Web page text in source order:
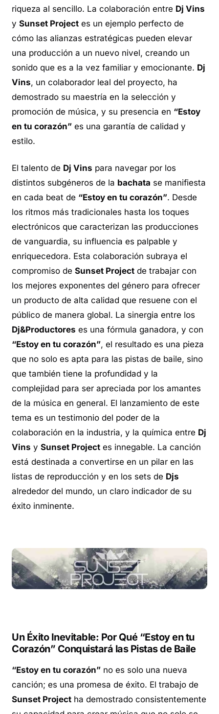
riqueza al sencillo. La colaboración entre Dj Vins
y Sunset Project es un ejemplo perfecto de
cómo las alianzas estratégicas pueden elevar
una producción a un nuevo nivel, creando un
sonido que es a la vez familiar y emocionante. Dj
Vins, un colaborador leal del proyecto, ha
demostrado su maestría en la selección y
promoción de música, y su presencia en “Estoy
en tu corazón” es una garantía de calidad y
estilo.
El talento de Dj Vins para navegar por los
distintos subgéneros de la bachata se manifiesta
en cada beat de “Estoy en tu corazón”. Desde
los ritmos más tradicionales hasta los toques
electrónicos que caracterizan las producciones
de vanguardia, su influencia es palpable y
enriquecedora. Esta colaboración subraya el
compromiso de Sunset Project de trabajar con
los mejores exponentes del género para ofrecer
un producto de alta calidad que resuene con el
público de manera global. La sinergia entre los
Dj&Productores es una fórmula ganadora, y con
“Estoy en tu corazón”, el resultado es una pieza
que no solo es apta para las pistas de baile, sino
que también tiene la profundidad y la
complejidad para ser apreciada por los amantes
de la música en general. El lanzamiento de este
tema es un testimonio del poder de la
colaboración en la industria, y la química entre Dj
Vins y Sunset Project es innegable. La canción
está destinada a convertirse en un pilar en las
listas de reproducción y en los sets de Djs
alrededor del mundo, un claro indicador de su
éxito inminente.
Un Éxito Inevitable: Por Qué “Estoy en tu
Corazón” Conquistará las Pistas de Baile
“Estoy en tu corazón” no es solo una nueva
canción; es una promesa de éxito. El trabajo de
Sunset Project ha demostrado consistentemente